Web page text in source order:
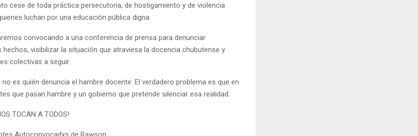
cese de toda práctica persecutoria, de hostigamiento y de violencia
luchan por una educación pública digna.
convocando a una conferencia de prensa para denunciar
visibilizar la situación que atraviesa la docencia chubutense y
colectivas a seguir.
es quién denuncia el hambre docente. El verdadero problema es que en
que pasan hambre y un gobierno que pretende silenciar esa realidad.
TOCAN A TODOS!